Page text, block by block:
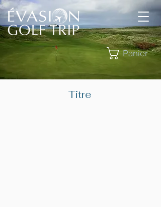
Panier
Titre